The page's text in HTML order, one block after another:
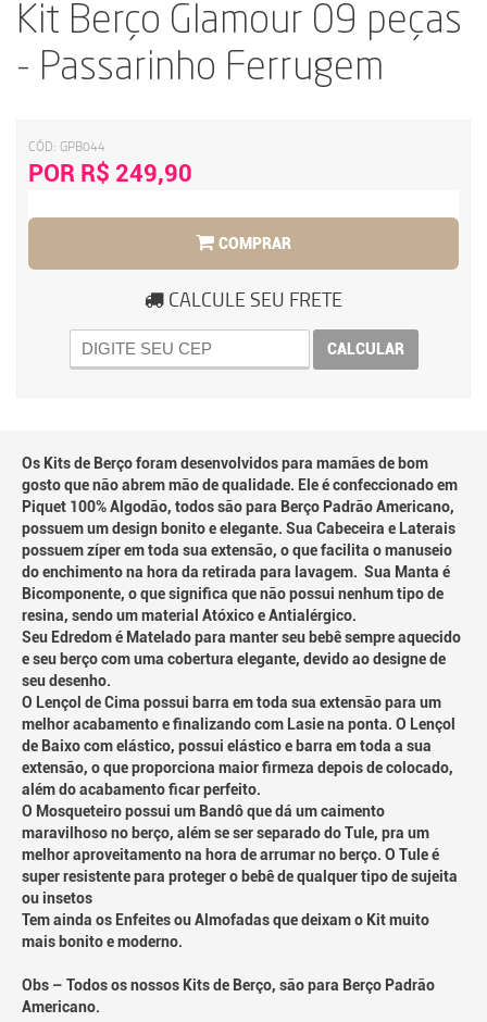
Kit Berço Glamour 09 peças
- Passarinho Ferrugem
CÓD: GPB044
POR R$ 249,90
COMPRAR
CALCULE SEU FRETE
CALCULAR
Os Kits de Berço foram desenvolvidos para mamães de bom
gosto que não abrem mão de qualidade. Ele é confeccionado em
Piquet 100% Algodão, todos são para Berço Padrão Americano,
possuem um design bonito e elegante. Sua Cabeceira e Laterais
possuem zíper em toda sua extensão, o que facilita o manuseio
do enchimento na hora da retirada para lavagem. Sua Manta é
Bicomponente, o que significa que não possui nenhum tipo de
resina, sendo um material Atóxico e Antialérgico.
Seu Edredom é Matelado para manter seu bebê sempre aquecido
e seu berço com uma cobertura elegante, devido ao designe de
seu desenho.
O Lençol de Cima possui barra em toda sua extensão para um
melhor acabamento e finalizando com Lasie na ponta. O Lençol
de Baixo com elástico, possui elástico e barra em toda a sua
extensão, o que proporciona maior firmeza depois de colocado,
além do acabamento ficar perfeito.
O Mosqueteiro possui um Bandô que dá um caimento
maravilhoso no berço, além se ser separado do Tule, pra um
melhor aproveitamento na hora de arrumar no berço. O Tule é
super resistente para proteger o bebê de qualquer tipo de sujeita
ou insetos
Tem ainda os Enfeites ou Almofadas que deixam o Kit muito
mais bonito e moderno.
Obs – Todos os nossos Kits de Berço, são para Berço Padrão
Americano.